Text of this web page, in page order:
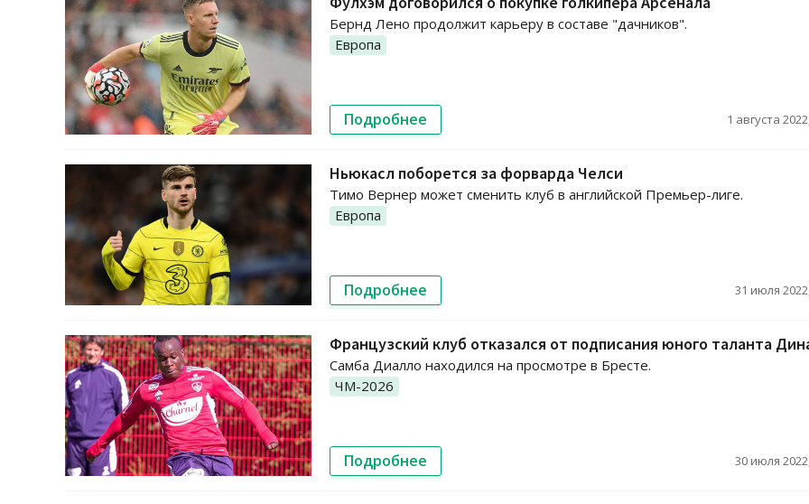
Бернд Лено продолжит карьеру в составе "дачников".
Европа
Подробнее 1 августа
Ньюкасл поборется за форварда Челси
Тимо Вернер может сменить клуб в английской Премьер-лиге.
Европа
Подробнее 31 июля
Французский клуб отказался от подписания юного таланта
Самба Диалло находился на просмотре в Бресте.
ЧМ-2026
Подробнее 30 июля